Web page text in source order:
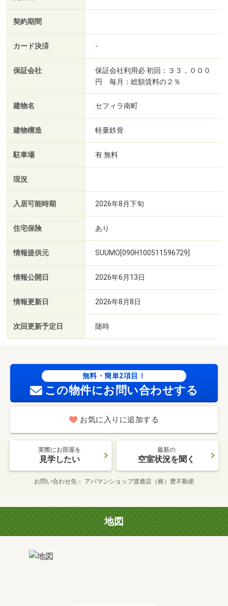
契約期間
カード決済 -
保証会社
保証会社利用必 初回：３３，０００
円 毎月：総額賃料の２％
建物名 セフィラ南町
建物構造 軽量鉄骨
駐車場 有 無料
現況
入居可能時期 2026年8月下旬
住宅保険 あり
情報提供元 SUUMO[090H100511596729]
情報公開日 2026年6月13日
情報更新日 2026年8月8日
次回更新予定日 随時
無料・簡単2項目！
この物件にお問い合わせする
お気に入りに追加する
実際にお部屋を
見学したい
最新の
空室状況を聞く
お問い合わせ先 アパマンショップ渡鹿店（株）豊不動産
地図